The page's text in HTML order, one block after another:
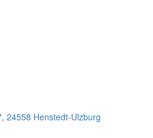
24558 Henstedt-Ulzburg